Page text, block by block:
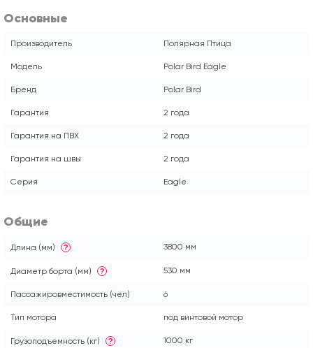
Основные
Производитель Полярная Птица
Модель Polar Bird Eagle
Бренд Polar Bird
Гарантия 2 года
Гарантия на ПВХ 2 года
Гарантия на швы 2 года
Серия Eagle
Общие
Длина (мм) ? 3800 мм
Диаметр борта (мм) ? 530 мм
Пассажировместимость (чел) 6
Тип мотора под винтовой мотор
Грузоподъемность (кг) ? 1000 кг